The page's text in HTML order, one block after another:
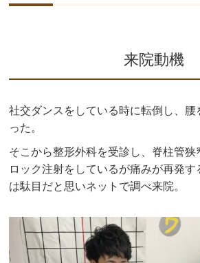
来院動機
社交ダンスをしている時に転倒し、腰
った。
そこから整形外科を受診し、脊柱管
ロック注射をしているが痛みが再発
は駄目だと思いネットで調べ来院。